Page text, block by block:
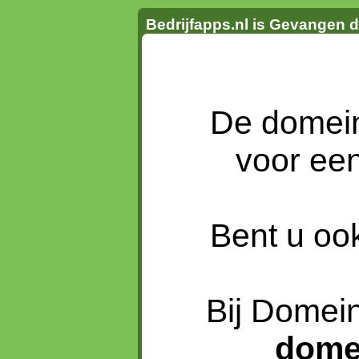
Bedrijfapps.nl is Gevangen
De
voor
Bent u
Bij